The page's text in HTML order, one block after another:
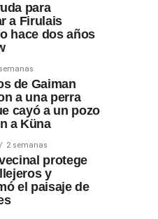
para
a Firulais
hace dos años
de Gaiman
a una perra
cayó a un pozo
a Küna
2 semanas
protege
y
el paisaje de